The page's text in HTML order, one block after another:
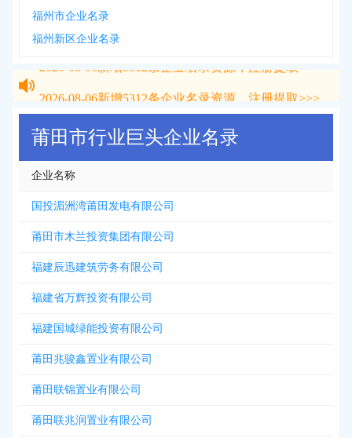
福州市企业名录
福州新区企业名录
莆田市行业巨头企业名录
企业名称
国投湄洲湾莆田发电有限公司
莆田市木兰投资集团有限公司
福建辰迅建筑劳务有限公司
福建省万辉投资有限公司
福建国城绿能投资有限公司
莆田兆骏鑫置业有限公司
莆田联锦置业有限公司
莆田联兆润置业有限公司